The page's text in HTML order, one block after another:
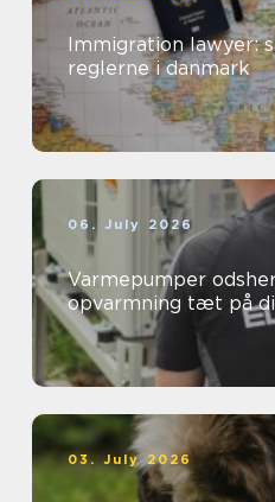
Immigration lawyer:
reglerne i danmark
06. July 2026
Varmepumper odsherred
opvarmning tæt på
03. July 2026